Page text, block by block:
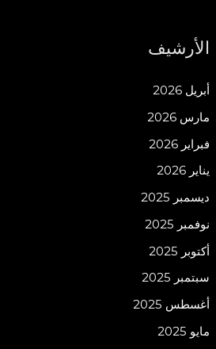
الأرشيف
أبريل 2026
مارس 2026
فبراير 2026
يناير 2026
ديسمبر 2025
نوفمبر 2025
أكتوبر 2025
سبتمبر 2025
أغسطس 2025
مايو 2025